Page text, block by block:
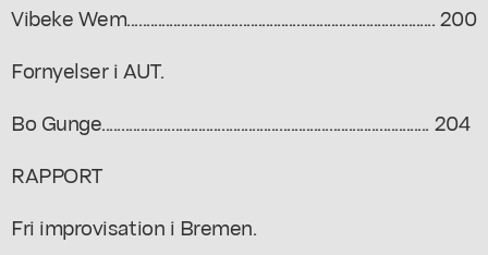
Vibeke Wem................................................................................ 200
Fornyelser i AUT.
Bo Gunge..................................................................................... 204
RAPPORT
Fri improvisation i Bremen.